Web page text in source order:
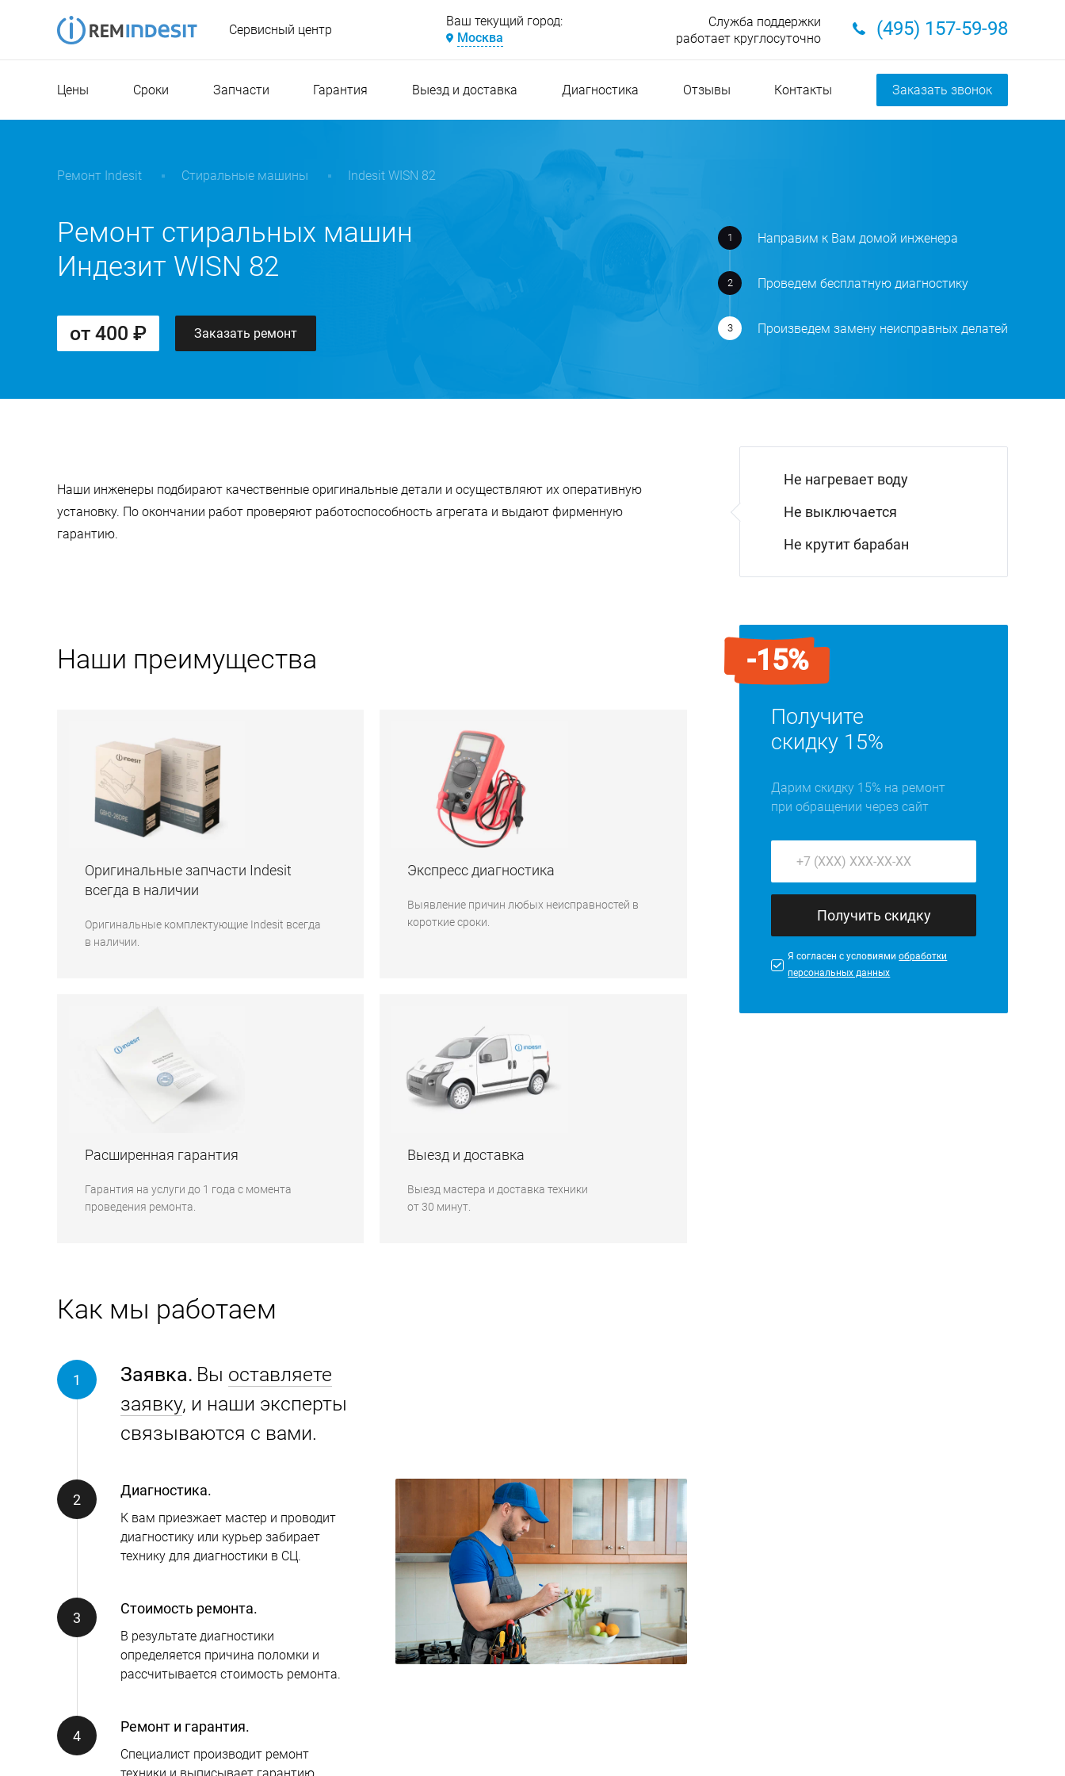
Сервисный центр
Ваш текущий город:
Москва
Служба поддержки
работает круглосуточно
(495) 157-59-98
Цены Сроки Запчасти Гарантия Выезд и доставка Диагностика Отзывы Контакты Заказать звонок
Ремонт Indesit Стиральные машины Indesit WISN 82
Ремонт стиральных машин
Индезит WISN 82
от 400 ₽ Заказать ремонт
Направим к Вам домой инженера
Проведем бесплатную диагностику
Произведем замену неисправных делатей
Наши инженеры подбирают качественные оригинальные детали и осуществляют их оперативную
установку. По окончании работ проверяют работоспособность агрегата и выдают фирменную
гарантию.
Не нагревает воду
Не выключается
Не крутит барабан
Наши преимущества
Оригинальные запчасти Indesit
всегда в наличии
Оригинальные комплектующие Indesit всегда
в наличии.
Экспресс диагностика
Выявление причин любых неисправностей в
короткие сроки.
Расширенная гарантия
Гарантия на услуги до 1 года с момента
проведения ремонта.
Выезд и доставка
Выезд мастера и доставка техники
от 30 минут.
Как мы работаем
Заявка. Вы оставляете
заявку, и наши эксперты
связываются с вами.
Диагностика.
К вам приезжает мастер и проводит
диагностику или курьер забирает
технику для диагностики в СЦ.
Стоимость ремонта.
В результате диагностики
определяется причина поломки и
рассчитывается стоимость ремонта.
Ремонт и гарантия.
Специалист производит ремонт
-15%
Получите
скидку 15%
Дарим скидку 15% на ремонт
при обращении через сайт
Получить скидку
Я согласен с условиямиобработки
персональных данных